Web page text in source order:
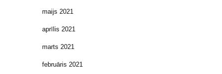
maijs 2021
aprīlis 2021
marts 2021
februāris 2021